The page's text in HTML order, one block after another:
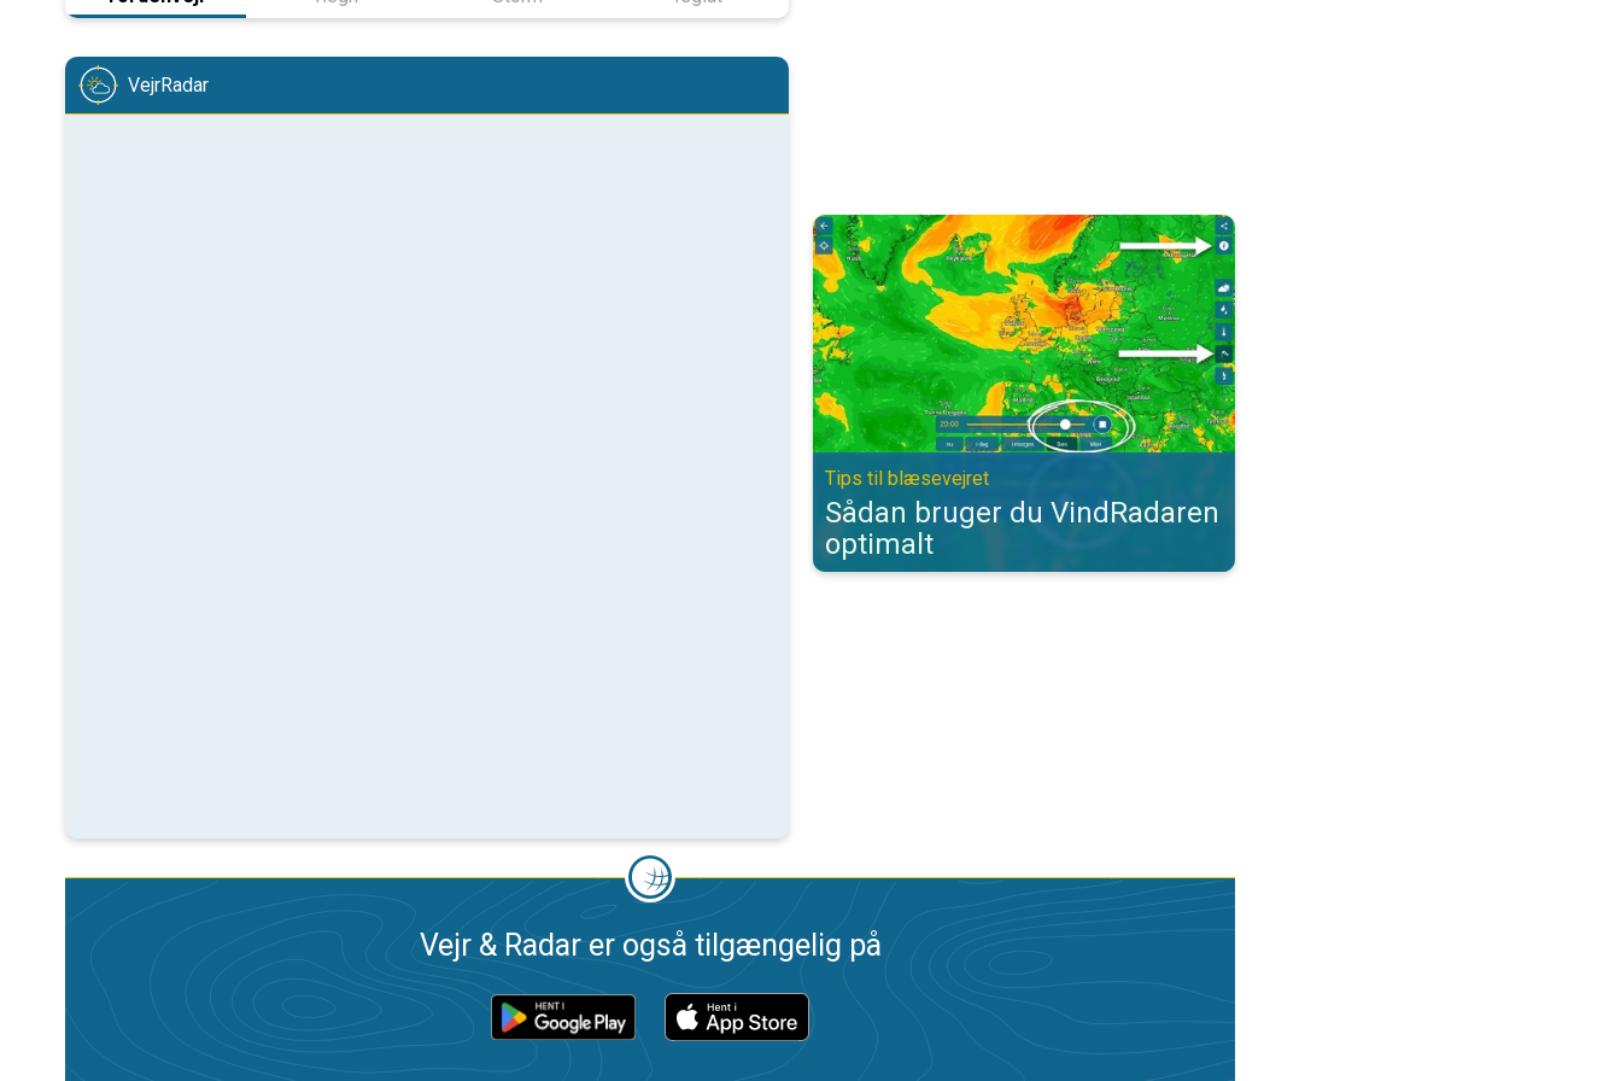
VejrRadar
Sådan bruger du VindRadaren optimalt. Tips til blæsevejret. . .
Tips til blæsevejret
Sådan bruger du VindRadaren
optimalt
Vejr & Radar er også tilgængelig på